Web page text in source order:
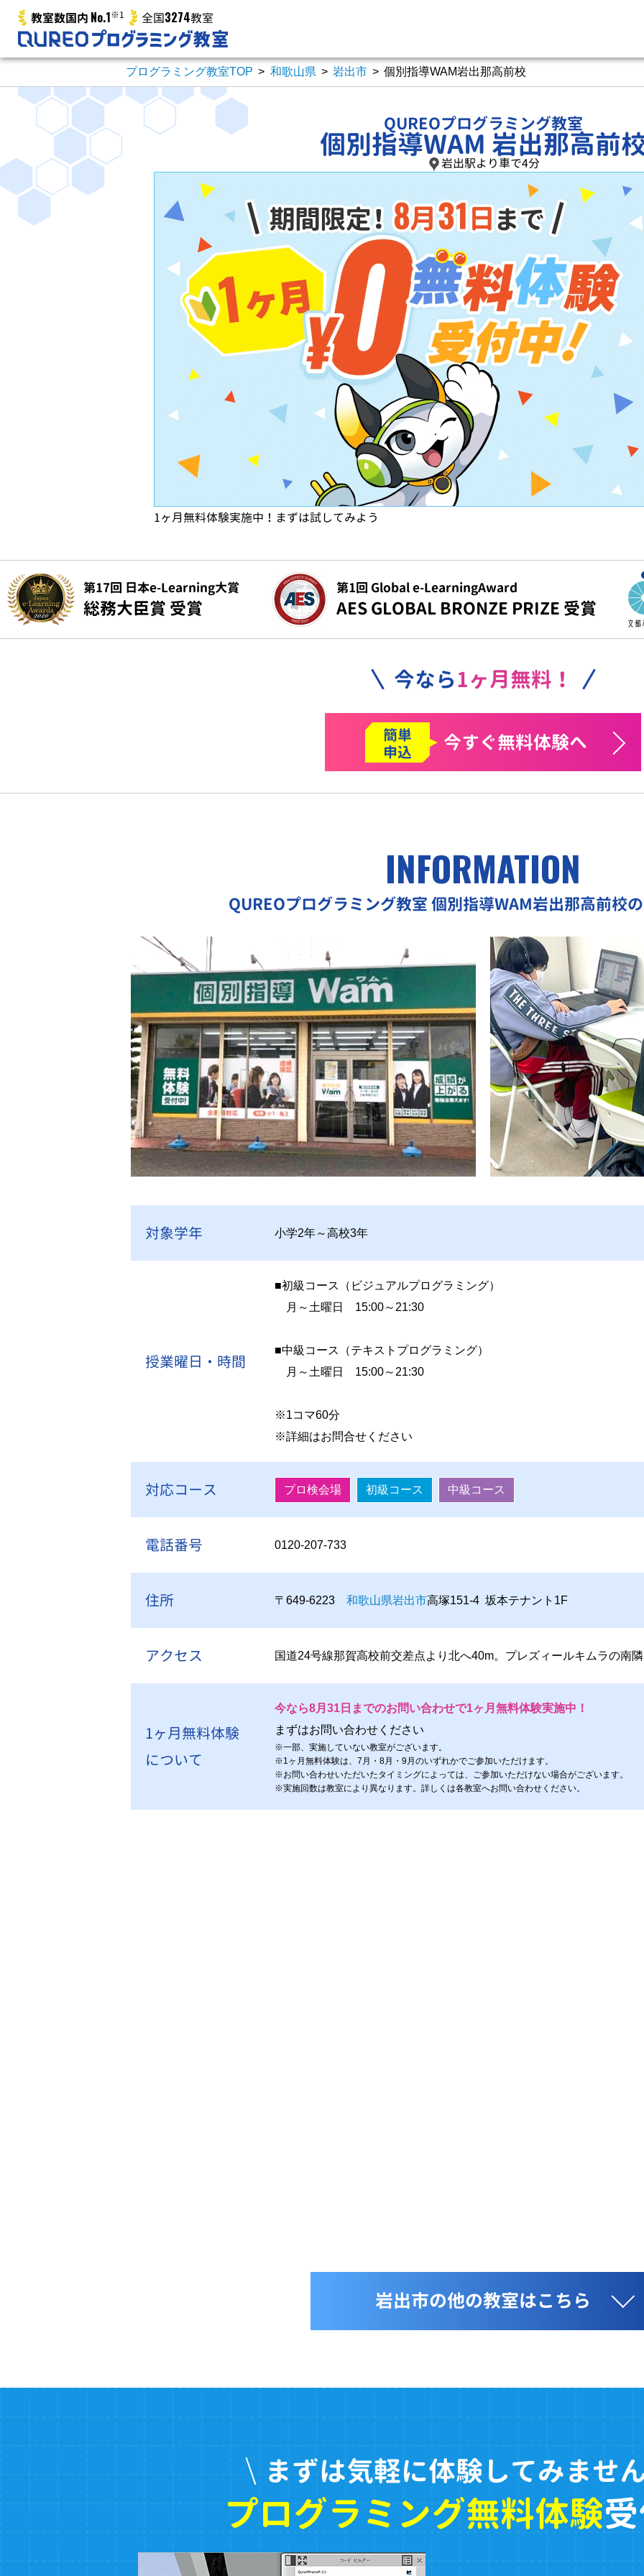
教室数国内 No.1※1 全国3274教室
プログラミング教室TOP > 和歌山県 > 岩出市 > 個別指導WAM岩出那高前校
QUREOプログラミング教室
個別指導WAM 岩出那高前
岩出駅より車で4分
1ヶ月無料体験実施中！まずは試してみよう
第17回 日本e-Learning大賞
総務大臣賞 受賞
第1回 Global e-LearningAward
AES GLOBAL BRONZE PRIZE 受賞
今なら1ヶ月無料！
簡単
申込
今すぐ無料体験へ
INFORMATION
QUREOプログラミング教室個別指導WAM岩出那高前校
対象学年 小学2年～高校3年
授業曜日・時間
■初級コース（ビジュアルプログラミング）
月～土曜日 15:00～21:30
■中級コース（テキストプログラミング）
月～土曜日 15:00～21:30
※1コマ60分
※詳細はお問合せください
対応コース プロ検会場 初級コース 中級コース
電話番号 0120-207-733
住所 〒649-6223 和歌山県岩出市高塚151-4 坂本テナント1F
アクセス 国道24号線那賀高校前交差点より北へ40m。プレズィールキムラの南
1ヶ月無料体験
について
今なら8月31日までのお問い合わせで1ヶ月無料体験実施中！
まずはお問い合わせください
※一部、実施していない教室がございます。
※1ヶ月無料体験は、7月・8月・9月のいずれかでご参加いただけます。
※お問い合わせいただいたタイミングによっては、ご参加いただけない場合がございます。
※実施回数は教室により異なります。詳しくは各教室へお問い合わせください。
岩出市の他の教室はこちら
まずは気軽に体験してみませ
プログラミング無料体験